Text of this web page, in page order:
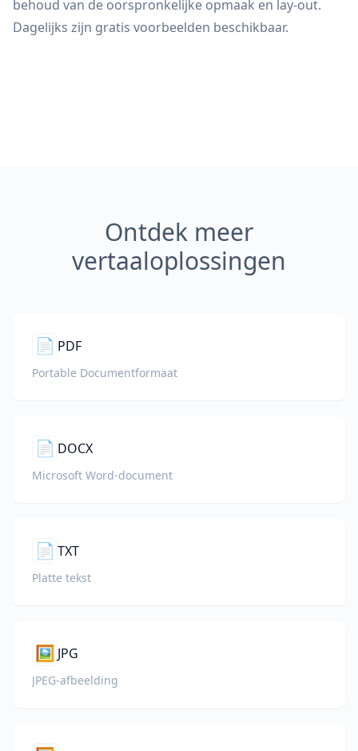
behoud van de oorspronkelijke opmaak en lay-out.
Dagelijks zijn gratis voorbeelden beschikbaar.
Ontdek meer
vertaaloplossingen
📄 PDF
Portable Documentformaat
📄 DOCX
Microsoft Word-document
📄 TXT
Platte tekst
🖼️ JPG
JPEG-afbeelding